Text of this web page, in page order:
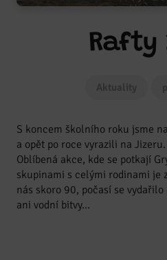
Rafty
S koncem školního roku jsme
a opět po roce vyrazili na Jizeru.
Oblíbená akce, kde se potkají
skupinami s celými rodinami je
nás skoro 90, počasí se
ani vodní bitvy…